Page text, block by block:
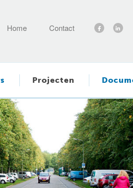
Home Contact
Projecten